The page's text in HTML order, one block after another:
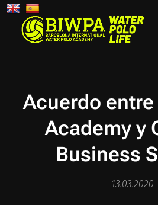
Acuerdo entre
Academy y
Business
13.03.2020